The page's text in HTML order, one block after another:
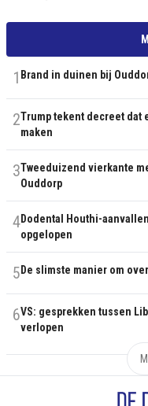
1 Brand in duinen bij
2Trump tekent decreet dat
maken
3Tweeduizend vierkante
Ouddorp
4Dodental Houthi-
opgelopen
5 De slimste manier om
6VS: gesprekken tussen
verlopen